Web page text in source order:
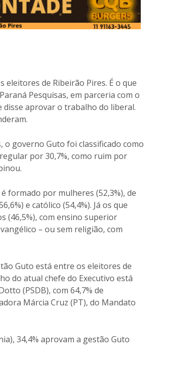
eleitores de Ribeirão Pires. É o que
Pesquisas, em parceria com o
disse aprovar o trabalho do liberal.
o governo Guto foi classificado como
por 30,7%, como ruim por
formado por mulheres (52,3%), de
e católico (54,4%). Já os que
(46,5%), com ensino superior
– ou sem religião, com
Guto está entre os eleitores de
do atual chefe do Executivo está
(PSDB), com 64,7% de
Márcia Cruz (PT), do Mandato
34,4% aprovam a gestão Guto